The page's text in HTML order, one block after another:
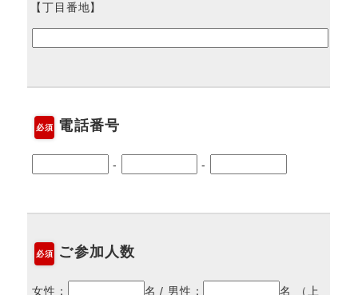
【丁目番地】
必須 電話番号
- -
必須 ご参加人数
女性： 名 / 男性： 名 （上